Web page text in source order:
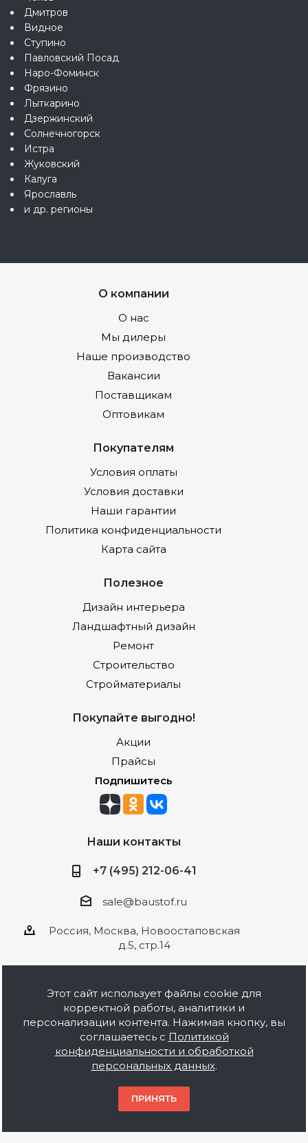
Дмитров
Видное
Ступино
Павловский Посад
Наро-Фоминск
Фрязино
Лыткарино
Дзержинский
Солнечногорск
Истра
Жуковский
Калуга
Ярославль
и др. регионы
О компании
О нас
Мы дилеры
Наше производство
Вакансии
Поставщикам
Оптовикам
Покупателям
Условия оплаты
Условия доставки
Наши гарантии
Политика конфиденциальности
Карта сайта
Полезное
Дизайн интерьера
Ландшафтный дизайн
Ремонт
Строительство
Стройматериалы
Покупайте выгодно!
Акции
Прайсы
Подпишитесь
Наши контакты
+7 (495) 212-06-41
sale@baustof.ru
Россия, Москва, Новоостаповская
д.5, стр.14
2026 © ООО Баустов. Собственное
производство лакокрасочной продукции,
оптовая и розничная продажа строительных
материалов, комплектация объектов под ключ.
Информация на сайте носит ознакомительный
характер и не является публичной офертой.
Этот сайт использует файлы cookie для
корректной работы, аналитики и
персонализации контента. Нажимая кнопку, вы
соглашаетесь с Политикой
конфиденциальности и обработкой
персональных данных.
ПРИНЯТЬ